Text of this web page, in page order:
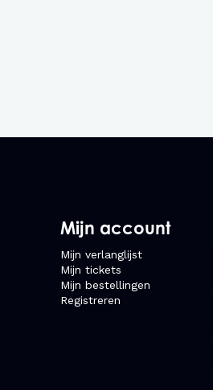
Mijn account
Mijn verlanglijst
Mijn tickets
Mijn bestellingen
Registreren